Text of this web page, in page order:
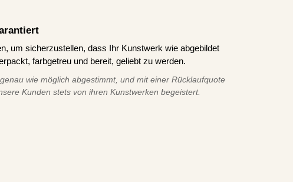
um sicherzustellen, dass Ihr Kunstwerk wie abgebildet
farbgetreu und bereit, geliebt zu werden.
wie möglich abgestimmt, und mit einer Rücklaufquote
Kunden stets von ihren Kunstwerken begeistert.